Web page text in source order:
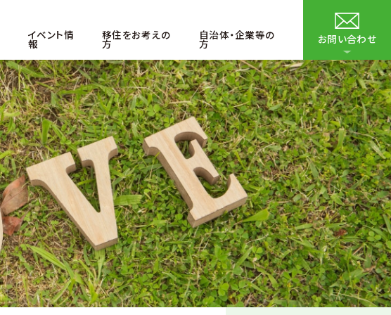
イベント情
報
移住をお考えの
方
自治体・企業等の
方 お問い合わせ